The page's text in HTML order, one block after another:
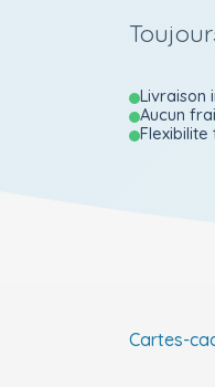
Livraison
Aucun
Cartes-